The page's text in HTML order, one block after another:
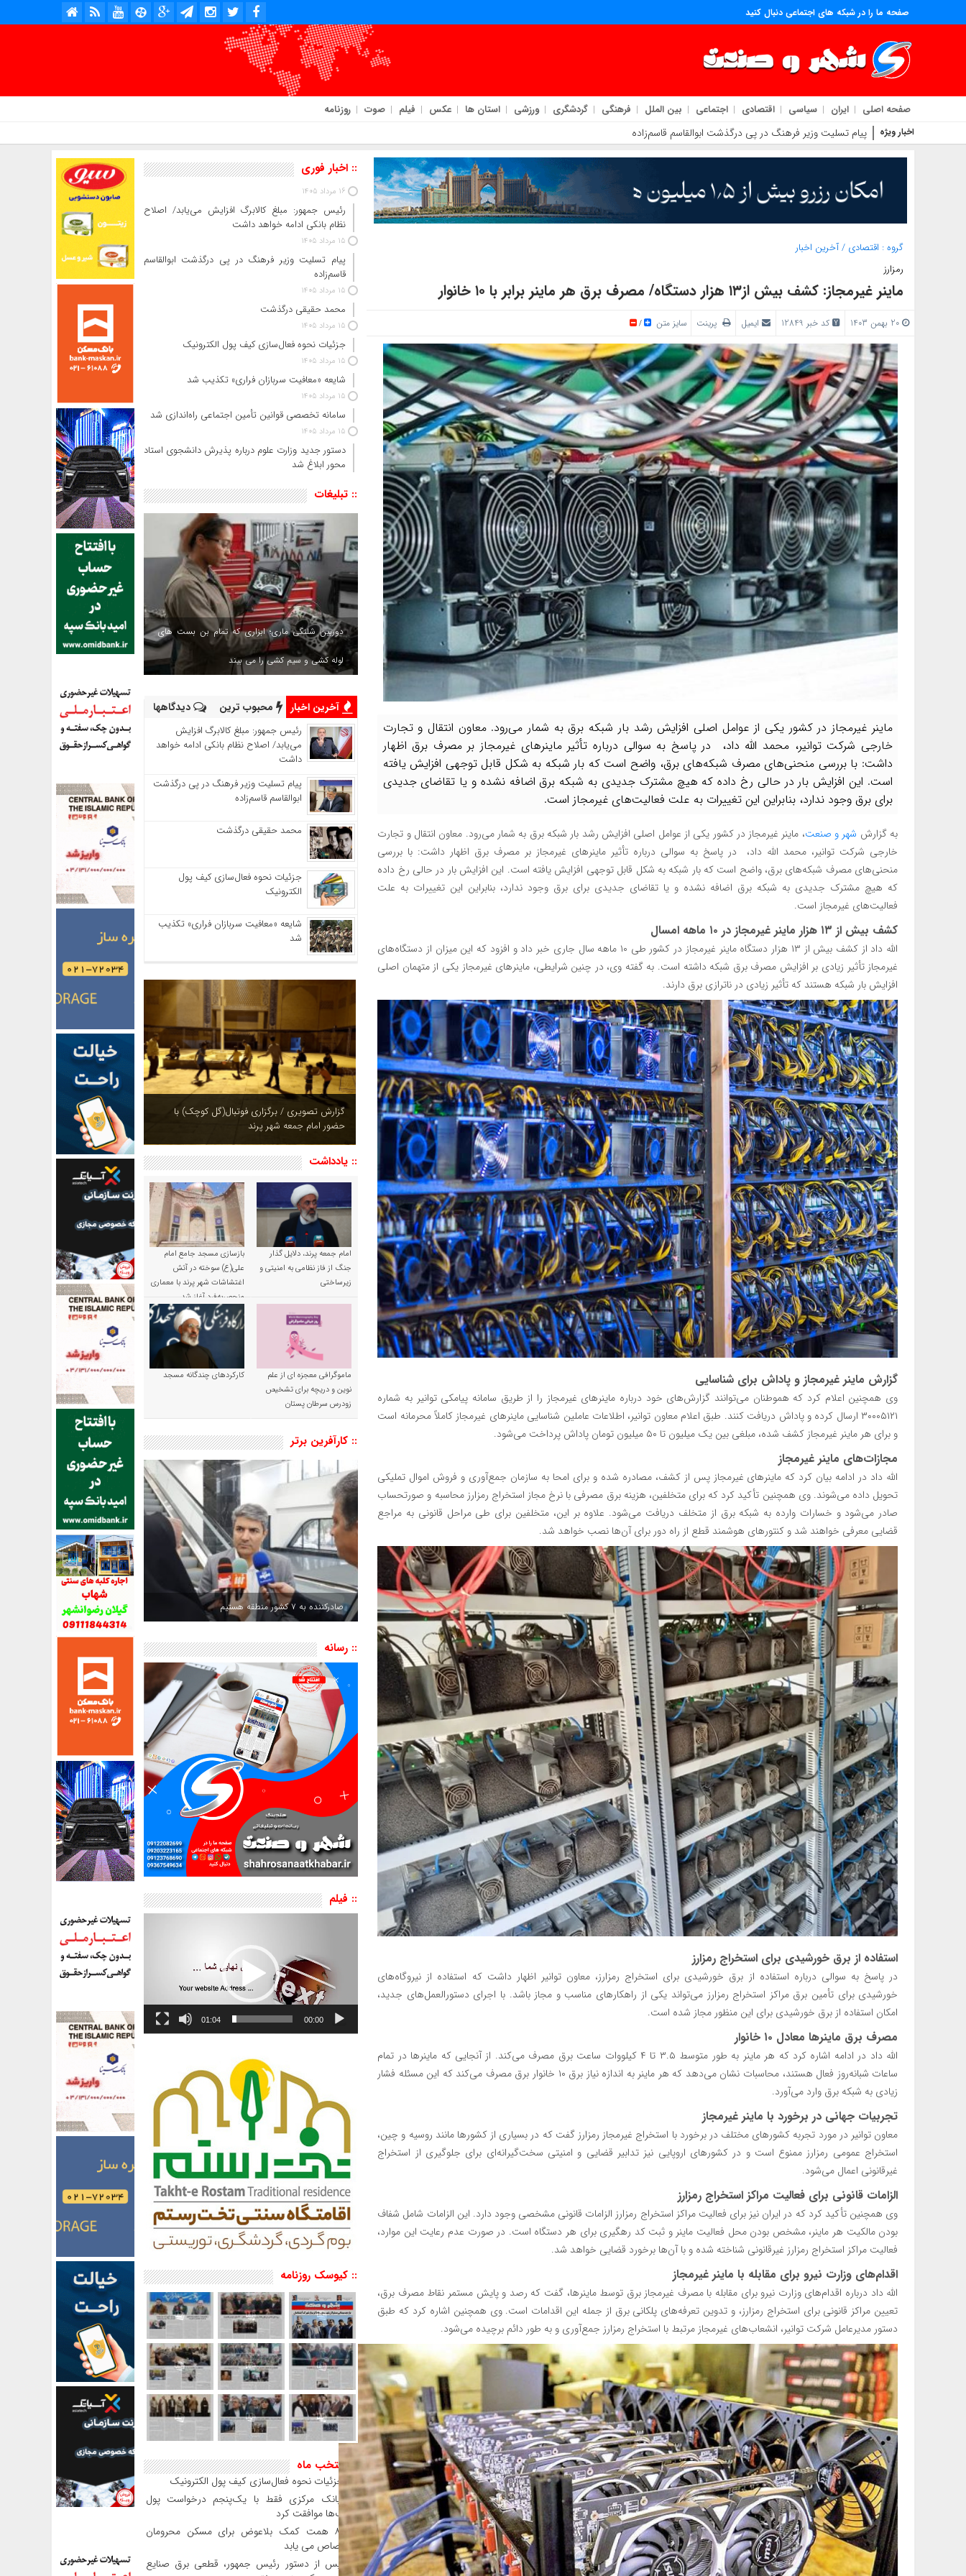
صفحه ما را در شبکه های اجتماعی دنبال کنید
صفحه اصلی ایران سیاسی اقتصادی اجتماعی بین الملل فرهنگی گردشگری ورزشی استان ها عکس فیلم صوت روزنامه
اخبار ویژه پیام تسلیت وزیر فرهنگ در پی درگذشت ابوالقاسم قاسم‌زاده
گروه : اقتصادی /آخرین اخبار
رمزارز
ماینر غیرمجاز: کشف بیش از۱۳ هزار دستگاه/ مصرف برق هر ماینر برابر با ۱۰ خانوار
کد خبر 12849 ایمیل پرینت سایز متن /
ماینر غیرمجاز در کشور یکی از عوامل اصلی افزایش رشد بار شبکه برق به شمار می‌رود. معاون انتقال و تجارت
خارجی شرکت توانیر، محمد الله داد، در پاسخ به سوالی درباره تأثیر ماینرهای غیرمجاز بر مصرف برق اظهار
داشت: با بررسی منحنی‌های مصرف شبکه‌های برق، واضح است که بار شبکه به شکل قابل توجهی افزایش یافته
است. این افزایش بار در حالی رخ داده که هیچ مشترک جدیدی به شبکه برق اضافه نشده و یا تقاضای جدیدی
برای برق وجود ندارد، بنابراین این تغییرات به علت فعالیت‌های غیرمجاز است.
به گزارش شهر و صنعت، ماینر غیرمجاز در کشور یکی از عوامل اصلی افزایش رشد بار شبکه برق به شمار می‌رود. معاون انتقال و تجارت
خارجی شرکت توانیر، محمد الله داد، در پاسخ به سوالی درباره تأثیر ماینرهای غیرمجاز بر مصرف برق اظهار داشت: با بررسی
منحنی‌های مصرف شبکه‌های برق، واضح است که بار شبکه به شکل قابل توجهی افزایش یافته است. این افزایش بار در حالی رخ داده
که هیچ مشترک جدیدی به شبکه برق اضافه نشده و یا تقاضای جدیدی برای برق وجود ندارد، بنابراین این تغییرات به علت
فعالیت‌های غیرمجاز است.
کشف بیش از ۱۳ هزار ماینر غیرمجاز در ۱۰ ماهه امسال
الله داد از کشف بیش از ۱۳ هزار دستگاه ماینر غیرمجاز در کشور طی ۱۰ ماهه سال جاری خبر داد و افزود که این میزان از دستگاه‌های
غیرمجاز تأثیر زیادی بر افزایش مصرف برق شبکه داشته است. به گفته وی، در چنین شرایطی، ماینرهای غیرمجاز یکی از متهمان اصلی
افزایش بار شبکه هستند که تأثیر زیادی در ناترازی برق دارند.
گزارش ماینر غیرمجاز و پاداش برای شناسایی
وی همچنین اعلام کرد که هموطنان می‌توانند گزارش‌های خود درباره ماینرهای غیرمجاز را از طریق سامانه پیامکی توانیر به شماره
۳۰۰۰۵۱۲۱ ارسال کرده و پاداش دریافت کنند. طبق اعلام معاون توانیر، اطلاعات عاملین شناسایی ماینرهای غیرمجاز کاملاً محرمانه است
و برای هر ماینر غیرمجاز کشف شده، مبلغی بین یک میلیون تا ۵۰ میلیون تومان پاداش پرداخت می‌شود.
مجازات‌های ماینر غیرمجاز
الله داد در ادامه بیان کرد که ماینرهای غیرمجاز پس از کشف، مصادره شده و برای امحا به سازمان جمع‌آوری و فروش اموال تملیکی
تحویل داده می‌شوند. وی همچنین تأکید کرد که برای متخلفین، هزینه برق مصرفی با نرخ مجاز استخراج رمزارز محاسبه و صورتحساب
صادر می‌شود و خسارات وارده به شبکه برق از متخلف دریافت می‌شود. علاوه بر این، متخلفین برای طی مراحل قانونی به مراجع
قضایی معرفی خواهند شد و کنتورهای هوشمند قطع از راه دور برای آن‌ها نصب خواهد شد.
استفاده از برق خورشیدی برای استخراج رمزارز
در پاسخ به سوالی درباره استفاده از برق خورشیدی برای استخراج رمزارز، معاون توانیر اظهار داشت که استفاده از نیروگاه‌های
خورشیدی برای تأمین برق مراکز استخراج رمزارز می‌تواند یکی از راهکارهای مناسب و مجاز باشد. با اجرای دستورالعمل‌های جدید،
امکان استفاده از برق خورشیدی برای این منظور مجاز شده است.
مصرف برق ماینرها معادل ۱۰ خانوار
الله داد در ادامه اشاره کرد که هر ماینر به طور متوسط ۳.۵ تا ۴ کیلووات ساعت برق مصرف می‌کند. از آنجایی که ماینرها در تمام
ساعات شبانه‌روز فعال هستند، محاسبات نشان می‌دهد که هر ماینر به اندازه نیاز برق ۱۰ خانوار برق مصرف می‌کند که این مسئله فشار
زیادی به شبکه برق وارد می‌آورد.
تجربیات جهانی در برخورد با ماینر غیرمجاز
معاون توانیر در مورد تجربه کشورهای مختلف در برخورد با استخراج غیرمجاز رمزارز گفت که در بسیاری از کشورها مانند روسیه و چین،
استخراج عمومی رمزارز ممنوع است و در کشورهای اروپایی نیز تدابیر قضایی و امنیتی سخت‌گیرانه‌ای برای جلوگیری از استخراج
غیرقانونی اعمال می‌شود.
الزامات قانونی برای فعالیت مراکز استخراج رمزارز
وی همچنین تأکید کرد که در ایران نیز برای فعالیت مراکز استخراج رمزارز الزامات قانونی مشخصی وجود دارد. این الزامات شامل شفاف
بودن مالکیت هر ماینر، مشخص بودن محل فعالیت ماینر و ثبت کد رهگیری برای هر دستگاه است. در صورت عدم رعایت این موارد،
فعالیت مراکز استخراج رمزارز غیرقانونی شناخته شده و با آن‌ها برخورد قضایی خواهد شد.
اقدام‌های وزارت نیرو برای مقابله با ماینر غیرمجاز
الله داد درباره اقدام‌های وزارت نیرو برای مقابله با مصرف غیرمجاز برق توسط ماینرها، گفت که رصد و پایش مستمر نقاط مصرف برق،
تعیین مراکز قانونی برای استخراج رمزارز، و تدوین تعرفه‌های پلکانی برق از جمله این اقدامات است. وی همچنین اشاره کرد که طبق
دستور مدیرعامل شرکت توانیر، انشعاب‌های غیرمجاز مرتبط با استخراج رمزارز جمع‌آوری و به طور دائم برچیده می‌شود.
:: اخبار فوری
16 مرداد 1405
رئیس‌ جمهور: مبلغ کالابرگ افزایش می‌یابد/ اصلاح
نظام بانکی ادامه خواهد داشت
15 مرداد 1405
پیام تسلیت وزیر فرهنگ در پی درگذشت ابوالقاسم
قاسم‌زاده
15 مرداد 1405
محمد حقیقی درگذشت
15 مرداد 1405
جزئیات نحوه فعال‌سازی کیف پول الکترونیک
15 مرداد 1405
شایعه «معافیت سربازان فراری» تکذیب شد
15 مرداد 1405
سامانه تخصصی قوانین تأمین اجتماعی راه‌اندازی شد
15 مرداد 1405
دستور جدید وزارت علوم درباره پذیرش دانشجوی استاد
محور ابلاغ شد
:: تبلیغات
دوربین شلنگی ماری؛ ابزاری که تمام بن بست های
لوله کشی و سیم کشی را می بیند
آخرین اخبار محبوب ترین دیدگاهها
رئیس‌ جمهور: مبلغ کالابرگ افزایش
می‌یابد/ اصلاح نظام بانکی ادامه خواهد
داشت
پیام تسلیت وزیر فرهنگ در پی درگذشت
ابوالقاسم قاسم‌زاده
محمد حقیقی درگذشت
جزئیات نحوه فعال‌سازی کیف پول
الکترونیک
شایعه «معافیت سربازان فراری» تکذیب
شد
چشم نوازی بوستان های شهر پرند در فصل بهار +
تصاویر
:: یادداشت
امام جمعه پرند، دلایل گذار
جنگ از فاز نظامی به امنیتی و
زیرساختی
بازسازی مسجد جامع امام
علی(ع) سوخته در آتش
اغتشاشات شهر پرند با معماری
منحصربه‌فرد آغاز شد
ماموگرافی معجزه ای از علم
نوین و دریچه برای تشخیص
زودرس سرطان پستان
کارکردهای چندگانه مسجد
:: کارآفرین برتر
صادرکننده به ۷ کشور منطقه هستیم
:: رسانه
:: فیلم
نمایشگر
00:00
01:04
:: کیوسک روزنامه
:: منتخب ماه
جزئیات نحوه فعال‌سازی کیف پول الکترونیک
بانک مرکزی فقط با یک‌‎پنجم درخواست پول
بانک‌ها موافقت کرد
۸ همت کمک بلاعوض برای مسکن محرومان
اختصاص می یابد
پس از دستور رئیس‌ جمهور، قطعی برق صنایع